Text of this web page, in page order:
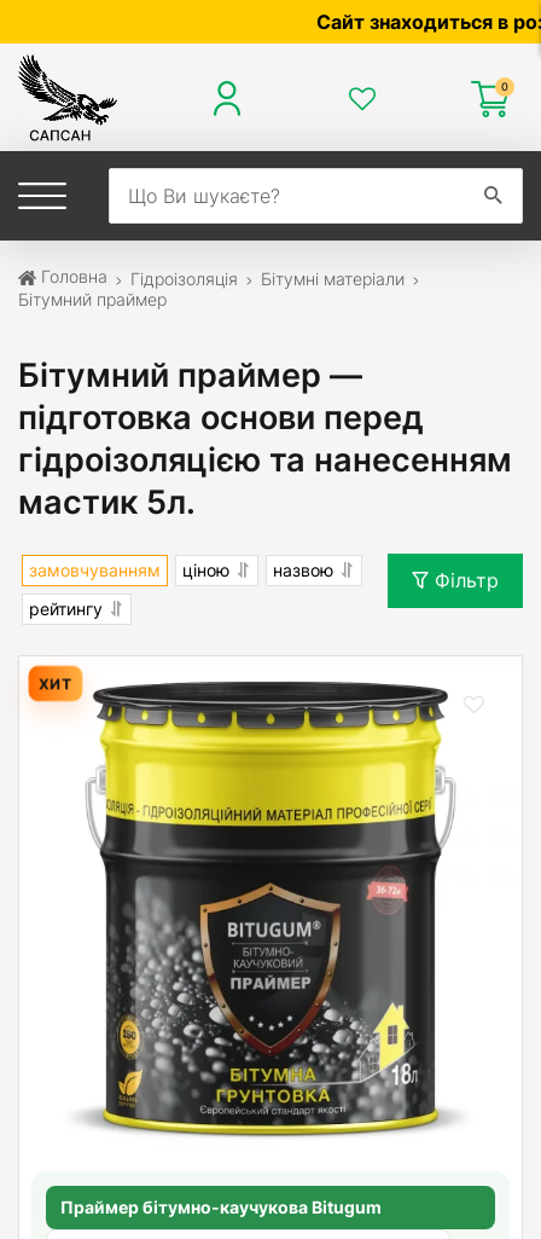
Сайт знаходиться в
0
Головна Гідроізоляція
Бітумні матеріали
Бітумний праймер
Бітумний праймер —
підготовка основи перед
гідроізоляцією та нанесенням
мастик 5л.
замовчуванням ціною
назвою
рейтингу
Фільтр
ХИТ
Праймер бітумно-каучукова Bitugum